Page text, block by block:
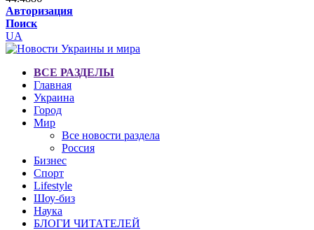
Авторизация
Поиск
UA
ВСЕ РАЗДЕЛЫ
Главная
Украина
Город
Мир
Все новости раздела
Россия
Бизнес
Спорт
Lifestyle
Шоу-биз
Наука
БЛОГИ ЧИТАТЕЛЕЙ